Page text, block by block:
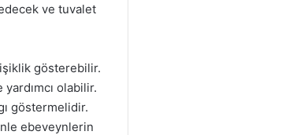
ve tuvalet
gösterebilir.
olabilir.
göstermelidir.
ebeveynlerin